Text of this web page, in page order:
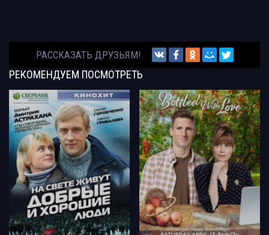
РАССКАЗАТЬ ДРУЗЬЯМ!
РЕКОМЕНДУЕМ ПОСМОТРЕТЬ